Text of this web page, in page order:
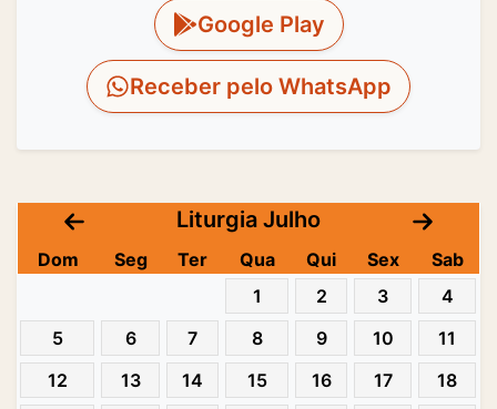
Google Play
Receber pelo WhatsApp
Liturgia Julho
Dom Seg Ter Qua Qui Sex
Sab
1
2 3
4
5
6 7 8 9 10
11
12
13 14 15 16 17
18